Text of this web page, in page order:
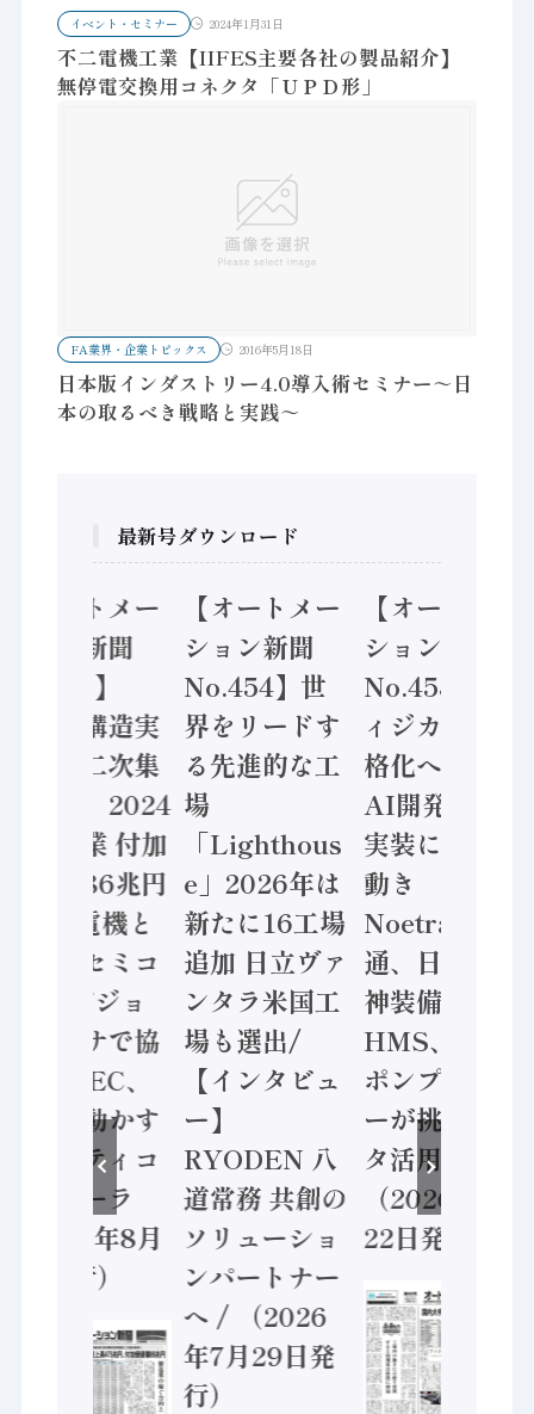
イベント・セミナー 2024年1月31日
不二電機工業【IIFES主要各社の製品紹介】
無停電交換用コネクタ「ＵＰＤ形」
FA業界・企業トピックス 2016年5月18日
日本版インダストリー4.0導入術セミナー～日
本の取るべき戦略と実践～
最新号ダウンロード
【オートメー
ション新聞
No.455】
「経済構造実
態調査二次集
計結果」2024
年製造業 付加
価値額86兆円
/ 三菱電機と
ソニーセミコ
ン AIビジョ
ンセンサで協
業 / IDEC、
安全に動かす
セーフティコ
ントローラ
（2026年8月
5日発行）
【オートメー
ション新聞
No.454】世
界をリードす
る先進的な工
場
「Lighthous
e」2026年は
新たに16工場
追加 日立ヴァ
ンタラ米国工
場も選出/
【インタビュ
ー】
RYODEN 八
道常務 共創の
ソリューショ
ンパートナー
へ / （2026
年7月29日発
行）
【オートメー
ション新聞
No.453】フ
ィジカルAI本
格化へ 国産
AI開発や社会
実装に活発な
動き
Noetra、富士
通、日立 / 兵
神装備 ×
HMS、老舗
ポンプメーカ
ーが挑むデー
タ活用 など
（2026年7月
22日発行）